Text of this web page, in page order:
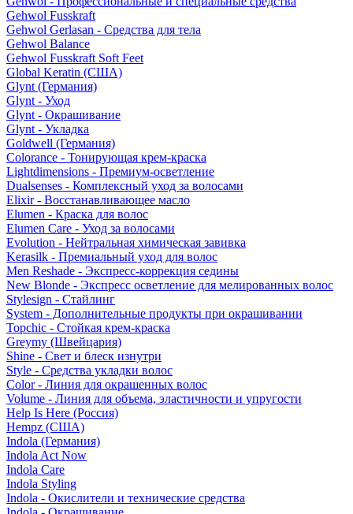
Gehwol Fusskraft
Gehwol Gerlasan - Средства для тела
Gehwol Balance
Gehwol Fusskraft Soft Feet
Global Keratin (США)
Glynt (Германия)
Glynt - Уход
Glynt - Окрашивание
Glynt - Укладка
Goldwell (Германия)
Colorance - Тонирующая крем-краска
Lightdimensions - Премиум-осветление
Dualsenses - Комплексный уход за волосами
Elixir - Восстанавливающее масло
Elumen - Краска для волос
Elumen Care - Уход за волосами
Evolution - Нейтральная химическая завивка
Kerasilk - Премиальный уход для волос
Men Reshade - Экспресс-коррекция седины
New Blonde - Экспресс осветление для мелированных волос
Stylesign - Стайлинг
System - Дополнительные продукты при окрашивании
Topchic - Стойкая крем-краска
Greymy (Швейцария)
Shine - Свет и блеск изнутри
Style - Средства укладки волос
Color - Линия для окрашенных волос
Volume - Линия для объема, эластичности и упругости
Help Is Here (Россия)
Hempz (США)
Indola (Германия)
Indola Act Now
Indola Care
Indola Styling
Indola - Окислители и технические средства